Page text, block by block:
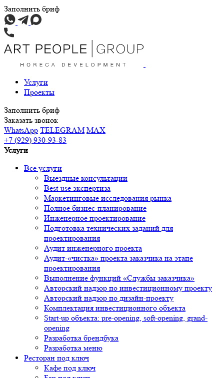
Заполнить бриф
Услуги
Проекты
Заполнить бриф
Заказать звонок
WhatsApp TELEGRAM MAX
+7 (929) 930-93-83
Услуги
Все услуги
Выездные консультации
Best-use экспертиза
Маркетинговые исследования рынка
Полное бизнес-планирование
Инженерное проектирование
Подготовка технических заданий для
проектирования
Аудит инженерного проекта
Аудит-«чистка» проекта заказчика на этапе
проектирования
Выполнение функций «Службы заказчика»
Авторский надзор по инвестиционному проекту
Авторский надзор по дизайн-проекту
Комплектация инвестиционного объекта
Start-up объекта: pre-opening, soft-opening, grand-
opening
Разработка брендбука
Разработка меню
Ресторан под ключ
Кафе под ключ